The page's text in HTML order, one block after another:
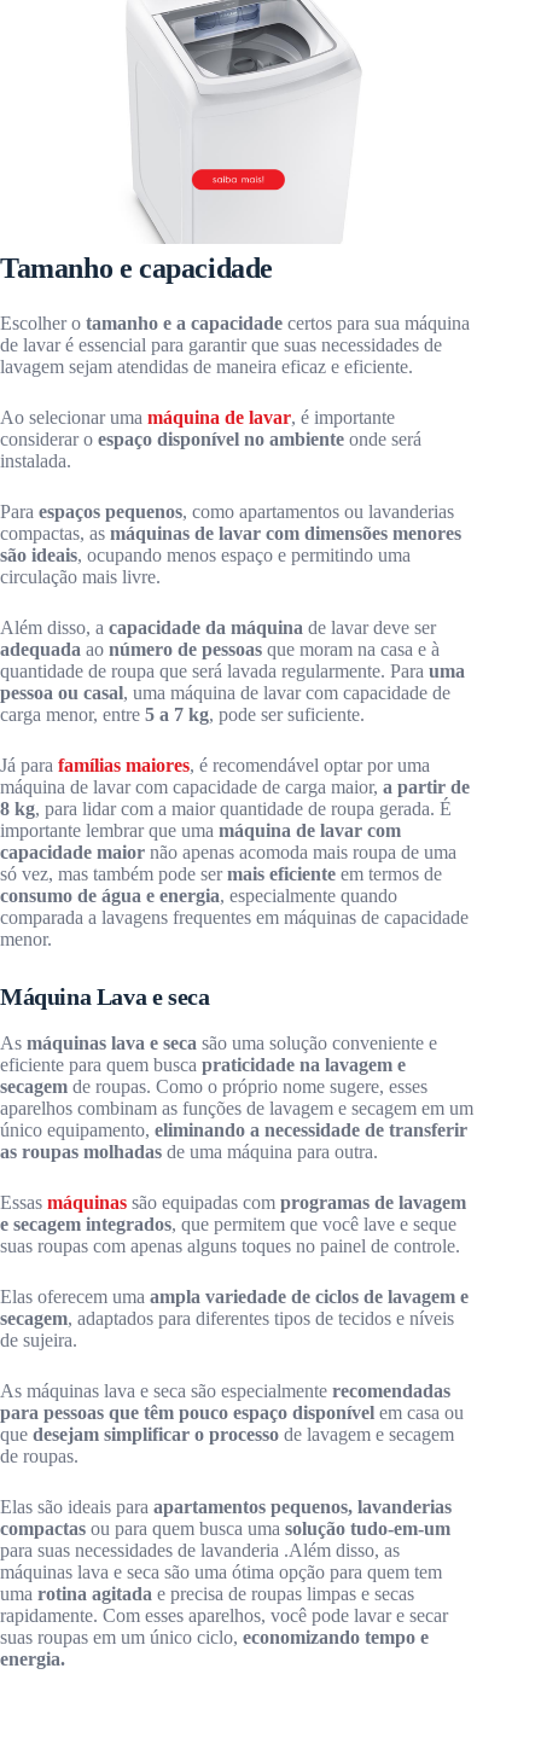
Tamanho e capacidade
Escolher o tamanho e a capacidade certos para sua máquina
de lavar é essencial para garantir que suas necessidades de
lavagem sejam atendidas de maneira eficaz e eficiente.
Ao selecionar uma máquina de lavar, é importante
considerar o espaço disponível no ambiente onde será
instalada.
Para espaços pequenos, como apartamentos ou lavanderias
compactas, as máquinas de lavar com dimensões menores
são ideais, ocupando menos espaço e permitindo uma
circulação mais livre.
Além disso, a capacidade da máquina de lavar deve ser
adequada ao número de pessoas que moram na casa e à
quantidade de roupa que será lavada regularmente. Para uma
pessoa ou casal, uma máquina de lavar com capacidade de
carga menor, entre 5 a 7 kg, pode ser suficiente.
Já para famílias maiores, é recomendável optar por uma
máquina de lavar com capacidade de carga maior, a partir de
8 kg, para lidar com a maior quantidade de roupa gerada. É
importante lembrar que uma máquina de lavar com
capacidade maior não apenas acomoda mais roupa de uma
só vez, mas também pode sermais eficiente em termos de
consumo de água e energia, especialmente quando
comparada a lavagens frequentes em máquinas de capacidade
menor.
Máquina Lava e seca
As máquinas lava e seca são uma solução conveniente e
eficiente para quem busca praticidade na lavagem e
secagem de roupas. Como o próprio nome sugere, esses
aparelhos combinam as funções de lavagem e secagem em um
único equipamento, eliminando a necessidade de transferir
as roupas molhadas de uma máquina para outra.
Essas máquinas são equipadas com programas de lavagem
e secagem integrados, que permitem que você lave e seque
suas roupas com apenas alguns toques no painel de controle.
Elas oferecem uma ampla variedade de ciclos de lavagem e
secagem, adaptados para diferentes tipos de tecidos e níveis
de sujeira.
As máquinas lava e seca são especialmente recomendadas
para pessoas que têm pouco espaço disponível em casa ou
que desejam simplificar o processo de lavagem e secagem
de roupas.
Elas são ideais para apartamentos pequenos, lavanderias
compactas ou para quem busca uma solução tudo-em-um
para suas necessidades de lavanderia .Além disso, as
máquinas lava e seca são uma ótima opção para quem tem
uma rotina agitada e precisa de roupas limpas e secas
rapidamente. Com esses aparelhos, você pode lavar e secar
suas roupas em um único ciclo, economizando tempo e
energia.